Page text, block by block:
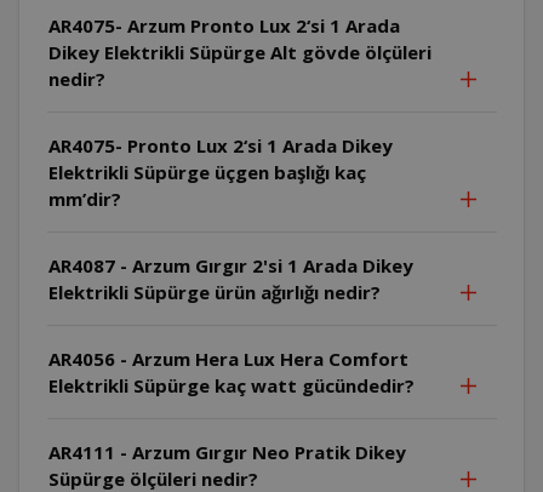
AR4075- Arzum Pronto Lux 2‘si 1 Arada
Dikey Elektrikli Süpürge Alt gövde ölçüleri
nedir?
AR4075- Pronto Lux 2‘si 1 Arada Dikey
Elektrikli Süpürge üçgen başlığı kaç
mm’dir?
AR4087 - Arzum Gırgır 2'si 1 Arada Dikey
Elektrikli Süpürge ürün ağırlığı nedir?
AR4056 - Arzum Hera Lux Hera Comfort
Elektrikli Süpürge kaç watt gücündedir?
AR4111 - Arzum Gırgır Neo Pratik Dikey
Süpürge ölçüleri nedir?